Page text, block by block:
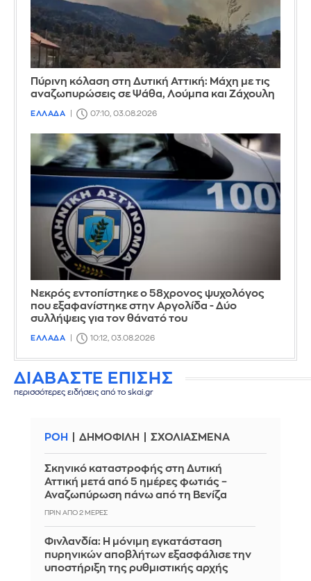
Πύρινη κόλαση στη Δυτική Αττική: Μάχη με τις
αναζωπυρώσεις σε Ψάθα, Λούμπα και Ζάχουλη
ΕΛΛΑΔΑ 07:10, 03.08.2026
Νεκρός εντοπίστηκε ο 58χρονος ψυχολόγος
που εξαφανίστηκε στην Αργολίδα - Δύο
συλλήψεις για τον θάνατό του
ΕΛΛΑΔΑ 10:12, 03.08.2026
ΔΙΑΒΑΣΤΕ ΕΠΙΣΗΣ
περισσότερες ειδήσεις από το skai.gr
ΡΟΗ ΔΗΜΟΦΙΛΗ ΣΧΟΛΙΑΣΜΕΝΑ
Σκηνικό καταστροφής στη Δυτική
Αττική μετά από 5 ημέρες φωτιάς –
Αναζωπύρωση πάνω από τη Βενίζα
ΠΡΙΝ ΑΠΌ 2 ΜΈΡΕΣ
Φινλανδία: Η μόνιμη εγκατάσταση
πυρηνικών αποβλήτων εξασφάλισε την
υποστήριξη της ρυθμιστικής αρχής